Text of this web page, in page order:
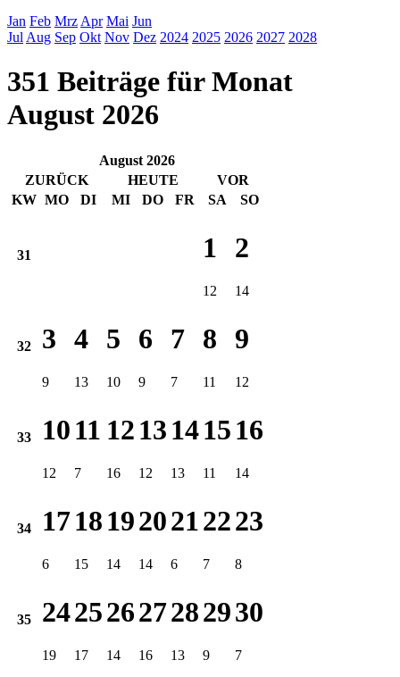
Jan Feb Mrz Apr Mai Jun
Jul Aug Sep Okt Nov Dez 2024 2025 2026 2027 2028
351 Beiträge für Monat
August 2026
August 2026
ZURÜCK
HEUTE
VOR
KW MO DI MI DO FR SA SO
31 1
12
2
14
32 3
9
4
13
5
10
6
9
7
7
8
11
9
12
33 10
12
11
7
12
16
13
12
14
13
15
11
16
14
34 17
6
18
15
19
14
20
14
21
6
22
7
23
8
35 24
19
25
17
26
14
27
16
28
13
29
9
30
7